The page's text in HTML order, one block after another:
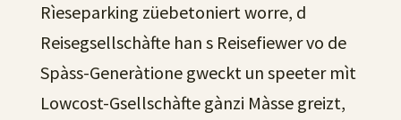
Rìeseparking züebetoniert worre, d
Reisegsellschàfte han s Reisefiewer vo de
Spàss-Generàtione gweckt un speeter mìt
Lowcost-Gsellschàfte gànzi Màsse greizt,